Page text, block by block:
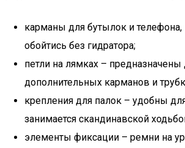
карманы для бутылок и
обойтись без гидратора;
петли на лямках – предназначены
дополнительных карманов и
крепления для палок – удобны
занимается скандинавской
элементы фиксации – ремни на